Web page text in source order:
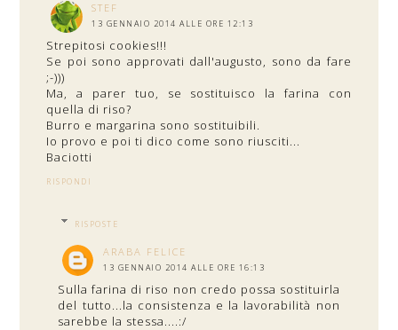
STEF
13 GENNAIO 2014 ALLE ORE 12:13
Strepitosi cookies!!!
Se poi sono approvati dall'augusto, sono da fare
;-)))
Ma, a parer tuo, se sostituisco la farina con
quella di riso?
Burro e margarina sono sostituibili.
Io provo e poi ti dico come sono riusciti...
Baciotti
RISPONDI
RISPOSTE
ARABA FELICE
13 GENNAIO 2014 ALLE ORE 16:13
Sulla farina di riso non credo possa sostituirla
del tutto...la consistenza e la lavorabilità non
sarebbe la stessa....:/